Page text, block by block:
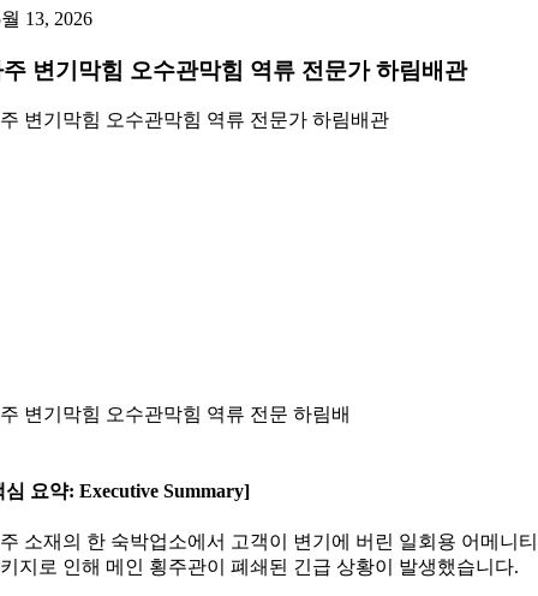
13, 2026
변기막힘 오수관막힘 역류 전문가 하림배관
변기막힘 오수관막힘 역류 전문가 하림배관
변기막힘 오수관막힘 역류 전문 하림배
심 요약: Executive Summary]
소재의 한 숙박업소에서 고객이 변기에 버린 일회용 어메니티
지로 인해 메인 횡주관이 폐쇄된 긴급 상황이 발생했습니다.